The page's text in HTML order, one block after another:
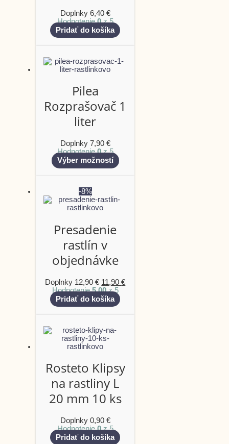
Doplnky 6,40 €
Hodnotenie0z 5
Pridať do košíka
Pilea
Rozprašovač 1
liter
Doplnky 7,90 €
Hodnotenie0z 5
Výber možností
-8%
Presadenie
rastlín v
objednávke
Doplnky12,90€ 11,90€
Hodnotenie5.00z 5
Pridať do košíka
Rosteto Klipsy
na rastliny L
20 mm 10 ks
Doplnky 0,90 €
Hodnotenie0z 5
Pridať do košíka